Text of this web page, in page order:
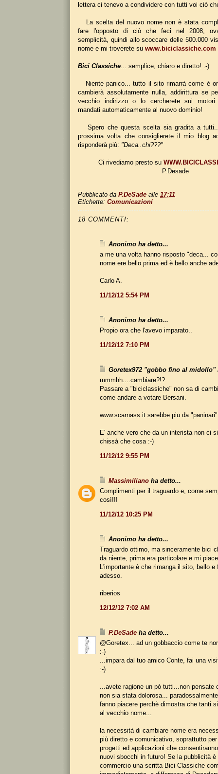
lettera ci tenevo a condividere con tutti voi ciò
La scelta del nuovo nome non è stata
fare l'opposto di ciò che feci nel 2008,
semplicità, quindi allo scoccare delle 500.000
nome e mi troverete su www.biciclassiche.com
Bici Classiche ... semplice, chiaro e diretto! :-)
Niente panico... tutto il sito rimarrà come è
cambierà assolutamente nulla, addirittura se
vecchio indirizzo o lo cercherete sui
mandati automaticamente al nuovo dominio!
Spero che questa scelta sia gradita a
prossima volta che consiglierete il mio blog
risponderà più: "Deca..chi???"
Ci rivediamo presto su
P.Desade
Pubblicato da P.DeSade alle 17:11
Etichette: Comunicazioni
18 COMMENTI:
Anonimo ha detto...
a me una volta hanno risposto "deca...
nome ere bello prima ed è bello anche
Carlo A.
11/12/12 5:54 PM
Anonimo ha detto...
Propio ora che l'avevo imparato..
11/12/12 7:10 PM
Goretex972 "gobbo fino al midollo"
mmmhh....cambiare?!?
Passare a "biciclassiche" non sa di
come andare a votare Bersani.
www.scarnass.it sarebbe piu da
E' anche vero che da un interista non ci
chissà che cosa :-)
11/12/12 9:55 PM
Massimiliano ha detto...
Complimenti per il traguardo e, come
così!!!
11/12/12 10:25 PM
Anonimo ha detto...
Traguardo ottimo, ma sinceramente bici
da niente, prima era particolare e mi
L'importante è che rimanga il sito, bello e
adesso.
riberios
12/12/12 7:02 AM
P.DeSade ha detto...
@Goretex... ad un gobbaccio come te
:-)
...impara dal tuo amico Conte, fai una
:-)
...avete ragione un pò tutti...non pensate
non sia stata dolorosa...
fanno piacere perchè dimostra che tanti
al vecchio nome...
la necessità di cambiare nome era
più diretto e comunicativo, soprattutto
progetti ed applicazioni che
nuovi sbocchi in futuro! Se la pubblicità è
commercio una scritta Bici Classiche